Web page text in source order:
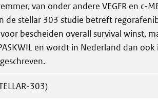
van onder andere VEGFR en c-
de stellar 303 studie betreft
bescheiden overall survival winst,
en wordt in Nederland dan ook
303)